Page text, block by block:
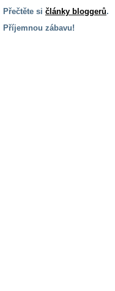
Přečtěte si články bloggerů.
Příjemnou zábavu!